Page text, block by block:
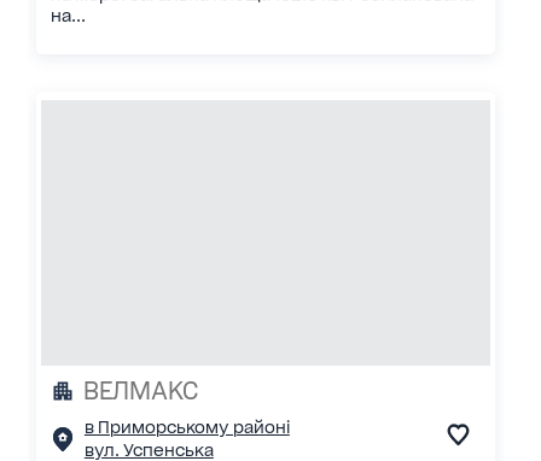
на...
ВЕЛМАКС
в Приморському районі
вул. Успенська